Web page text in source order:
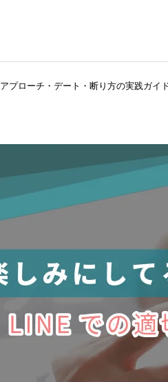
アプローチ・デート・断り方の実践ガイ